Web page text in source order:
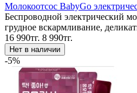
Молокоотсос BabyGo
Беспроводной электрический
грудное вскармливание,
16 990тг. 8 990тг.
-5%